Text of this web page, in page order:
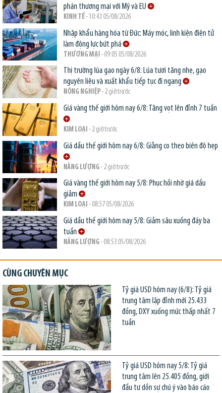
phán thương mại với Mỹ và EU
KINH TẾ- 10:43 05/08/2026
Nhập khẩu hàng hóa từ Đức: Máy móc, linh kiện điện tử
làm động lực bứt phá
THƯƠNG MẠI - 09:05 05/08/2026
Thị trường lúa gạo ngày 6/8: Lúa tươi tăng nhẹ, gạo
nguyên liệu và xuất khẩu tiếp tục đi ngang
NÔNG NGHIỆP- 2 giờ trước
Giá vàng thế giới hôm nay 6/8: Tăng vọt lên đỉnh 7 tuần
KIM LOẠI - 2 giờ trước
Giá dầu thế giới hôm nay 6/8: Giằng co theo biên độ hẹp
NĂNG LƯỢNG - 2 giờ trước
Giá vàng thế giới hôm nay 5/8: Phục hồi nhờ giá dầu
giảm
KIM LOẠI - 08:57 05/08/2026
Giá dầu thế giới hôm nay 5/8: Giảm sâu xuống đáy ba
tuần
NĂNG LƯỢNG - 08:53 05/08/2026
CÙNG CHUYÊN MỤC
Tỷ giá USD hôm nay (6/8): Tỷ giá
trung tâm lập đỉnh mới 25.433
đồng, DXY xuống mức thấp nhất 7
tuần
Tỷ giá USD hôm nay 5/8: Tỷ giá
trung tâm lên 25.405 đồng, giới
đầu tư dồn sự chú ý vào báo cáo